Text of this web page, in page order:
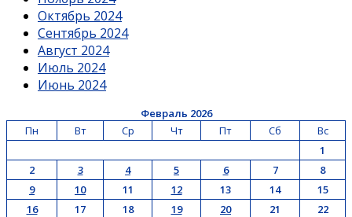
Октябрь 2024
Сентябрь 2024
Август 2024
Июль 2024
Июнь 2024
Февраль 2026
Пн
Вт Ср Чт Пт Сб
Вс
1
2
3 4 5 6 7
8
9
10 11 12 13 14
15
16
17 18 19 20 21
22